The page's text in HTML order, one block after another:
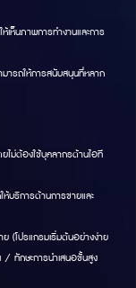
เห็นภาพการทำงานและการ
ารถให้การสนับสนุนที่หลาก
ไม่ต้องใช้บุคลากรด้านไอที
บริการด้านการขายและ
(โปรแกรมเริ่มต้นอย่างง่าย
/ ทักษะการนำเสนอขั้นสูง